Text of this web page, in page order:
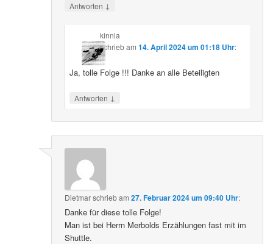
Antworten ↓
kinnla
schriebam 14. April 2024 um 01:18 Uhr:
Ja, tolle Folge !!! Danke an alle Beteiligten
Antworten ↓
Dietmarschriebam27. Februar 2024 um 09:40 Uhr:
Danke für diese tolle Folge!
Man ist bei Herrn Merbolds Erzählungen fast mit im
Shuttle.